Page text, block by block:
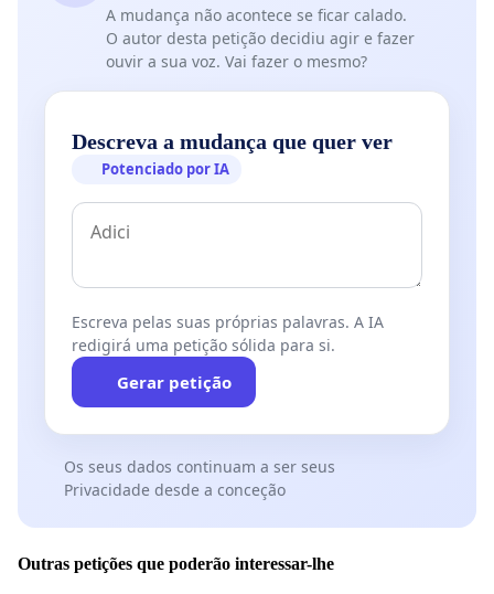
A mudança não acontece se ficar calado.
O autor desta petição decidiu agir e fazer
ouvir a sua voz. Vai fazer o mesmo?
Descreva a mudança que quer ver
Potenciado por IA
Escreva pelas suas próprias palavras. A IA
redigirá uma petição sólida para si.
Gerar petição
Os seus dados continuam a ser seus
Privacidade desde a conceção
Outras petições que poderão interessar-lhe